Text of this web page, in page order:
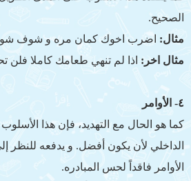
الصحيح.
مثال: اضرب اخوك كمان مره و شوف شو
مثال اخر: اذا لم تنهي طعامك كاملا
٤- الأوامر
كما هو الحال مع التهديد، فإن هذا
الداخلي لأن يكون أفضل. و يدفعه للنظر
الأوامر فاقداً لحس المبادره.